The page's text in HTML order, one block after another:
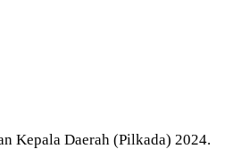
Kepala Daerah (Pilkada) 2024.